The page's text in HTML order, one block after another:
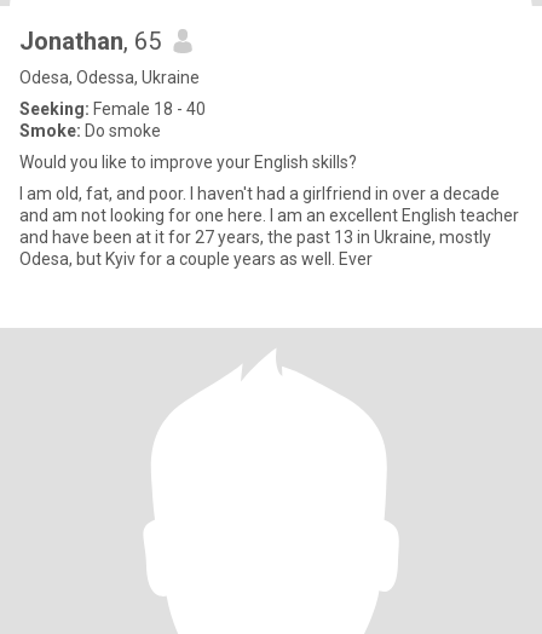
Jonathan, 65
Odesa, Odessa, Ukraine
Seeking: Female 18 - 40
Smoke: Do smoke
Would you like to improve your English skills?
I am old, fat, and poor. I haven't had a girlfriend in over a decade
and am not looking for one here. I am an excellent English teacher
and have been at it for 27 years, the past 13 in Ukraine, mostly
Odesa, but Kyiv for a couple years as well. Ever